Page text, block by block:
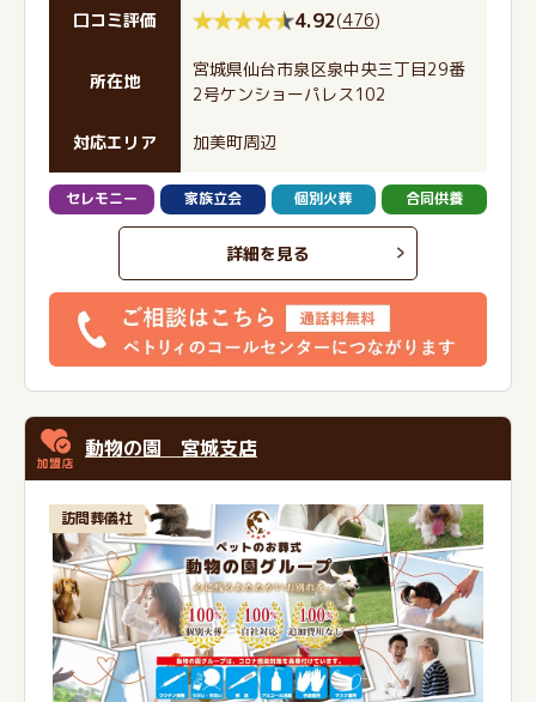
口コミ評価 4.92(476)
所在地
宮城県仙台市泉区泉中央三丁目29番
2号ケンショーパレス102
対応エリア 加美町周辺
セレモニー 家族立会 個別火葬 合同供養
詳細を見る
動物の園 宮城支店
訪問葬儀社